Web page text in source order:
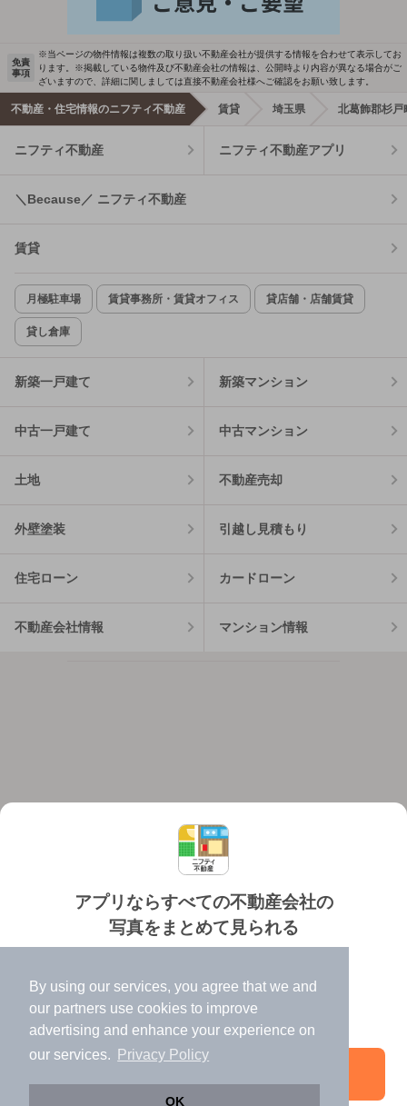
By using our services, you agree that we and
our partners use cookies to improve
advertising and enhance your experience on
our services.
Privacy Policy
OK
アプリならすべての不動産会社の
写真をまとめて見られる
✔️
高速表示で似た物件も見つけやすい
✔️
便利な通知機能も充実
免責
事項
※当ページの物件情報は複数の取り扱い不動産会社が提供する情報を合わせて表示してお
ります。※掲載している物件及び不動産会社の情報は、公開時より内容が異なる場合がご
ざいますので、詳細に関しましては直接不動産会社様へご確認をお願い致します。
不動産・住宅情報のニフティ不動産 賃貸 埼玉県 北葛飾郡杉戸
ニフティ不動産 ニフティ不動産アプリ
＼Because／ ニフティ不動産
賃貸
月極駐車場 賃貸事務所・賃貸オフィス 貸店舗・店舗賃貸
貸し倉庫
新築一戸建て 新築マンション
中古一戸建て 中古マンション
土地 不動産売却
外壁塗装 引越し見積もり
住宅ローン カードローン
不動産会社情報 マンション情報
個人情報保護ポリシー 利用規約
©NIFTY Lifestyle Co., Ltd.